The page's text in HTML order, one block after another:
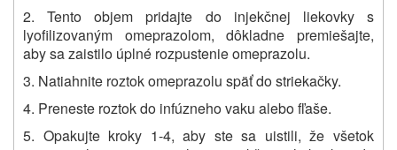
2. Tento objem pridajte do injekčnej liekovky s
lyofilizovaným omeprazolom, dôkladne premiešajte,
aby sa zaistilo úplné rozpustenie omeprazolu.
3. Natiahnite roztok omeprazolu späť do striekačky.
4. Preneste roztok do infúzneho vaku alebo fľaše.
5. Opakujte kroky 1-4, aby ste sa uistili, že všetok